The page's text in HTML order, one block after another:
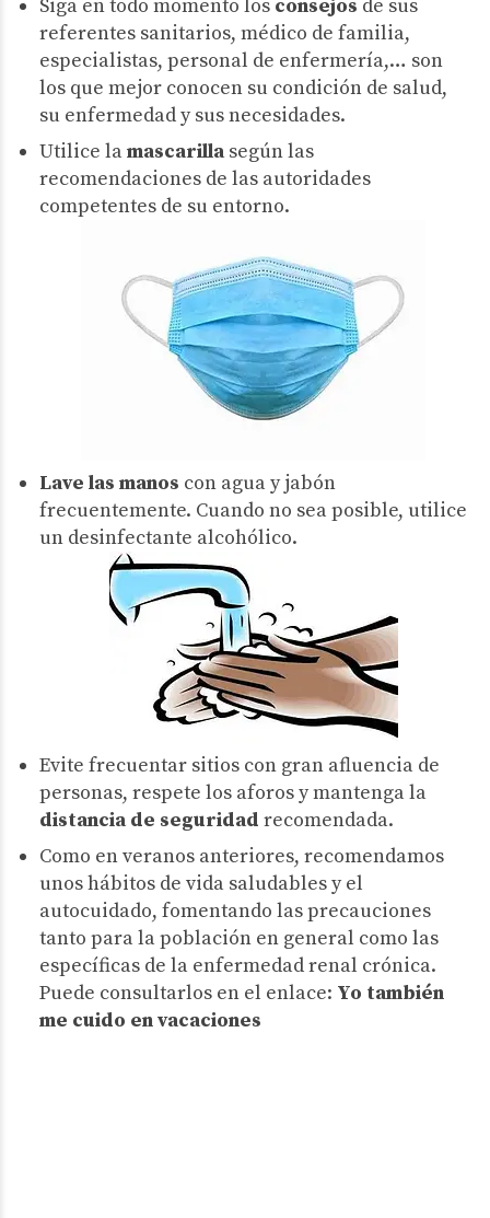
Siga en todo momento los consejos de sus
referentes sanitarios, médico de familia,
especialistas, personal de enfermería,… son
los que mejor conocen su condición de salud,
su enfermedad y sus necesidades.
Utilice lamascarillasegún las
recomendaciones de las autoridades
competentes de su entorno.
Lave las manos con agua y jabón
frecuentemente. Cuando no sea posible, utilice
un desinfectante alcohólico.
Evite frecuentar sitios con gran afluencia de
personas, respete los aforos y mantenga la
distancia de seguridad recomendada.
Como en veranos anteriores, recomendamos
unos hábitos de vida saludables y el
autocuidado, fomentando las precauciones
tanto para la población en general como las
específicas de la enfermedad renal crónica.
Puede consultarlos en el enlace: Yo también
me cuido en vacaciones